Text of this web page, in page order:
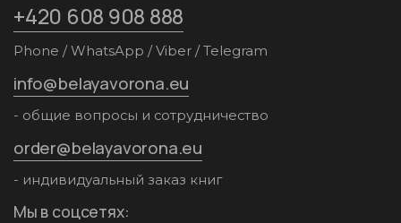
+420 608 908 888
Phone / WhatsApp / Viber / Telegram
info@belayavorona.eu
- общие вопросы и сотрудничество
order@belayavorona.eu
- индивидуальный заказ книг
Мы в соцсетях: